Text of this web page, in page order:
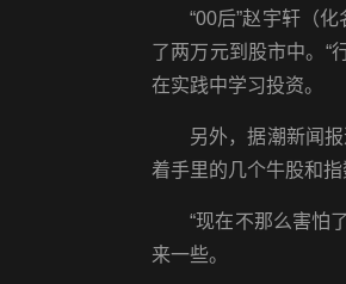
“00后”赵宇轩（
了两万元到股市中。“
在实践中学习投资。
另外，据潮新闻
着手里的几个牛股和
“现在不那么害怕
来一些。